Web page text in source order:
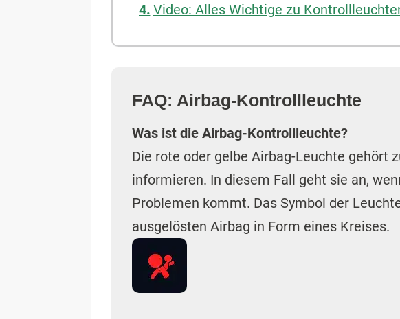
Video: Alles Wichtige zu
FAQ: Airbag-Kontrollleuchte
Was ist die Airbag-Kontrollleuchte?
Die rote oder gelbe Airbag-Leuchte gehört
informieren. In diesem Fall geht sie an,
Problemen kommt. Das Symbol der
ausgelösten Airbag in Form eines Kreises.